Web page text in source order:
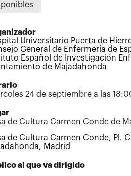
Universitario Puerta de
General de Enfermería de
Español de Investigación
de Majadahonda
24 de septiembre a las
de Cultura Carmen Conde de
de Cultura Carmen Conde, Pl.
Madrid
al que va dirigido